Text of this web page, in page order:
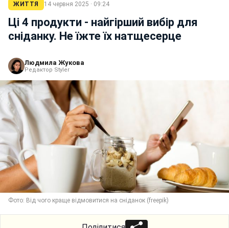
ЖИТТЯ 14 червня 2025 · 09:24
Ці 4 продукти - найгірший вибір для
сніданку. Не їжте їх натщесерце
Людмила Жукова
Редактор Styler
Фото: Від чого краще відмовитися на сніданок (freepik)